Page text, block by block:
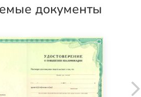
документы